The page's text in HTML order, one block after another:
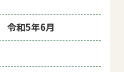
令和5年6月